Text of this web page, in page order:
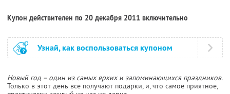
Купон действителен по 20 декабря 2011 включительно
Узнай, как воспользоваться купоном
Новый год – один из самых ярких и запоминающихся праздников.
Только в этот день все получают подарки, и, что самое приятное,